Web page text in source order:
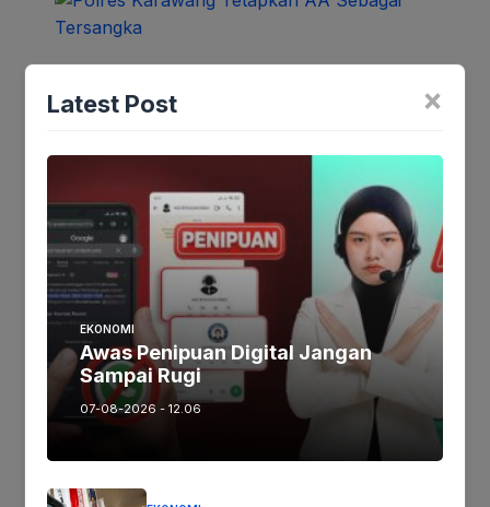
Tersangka
Oktober 7, 2022
Kejuaraan Pencak Silat Championship
Antar Pelajar Sejawa Barat Resmi Dibuka
Oktober 7, 2022
×
Latest Post
EKONOMI
Awas Penipuan Digital Jangan
Sampai Rugi
07-08-2026 - 12.06